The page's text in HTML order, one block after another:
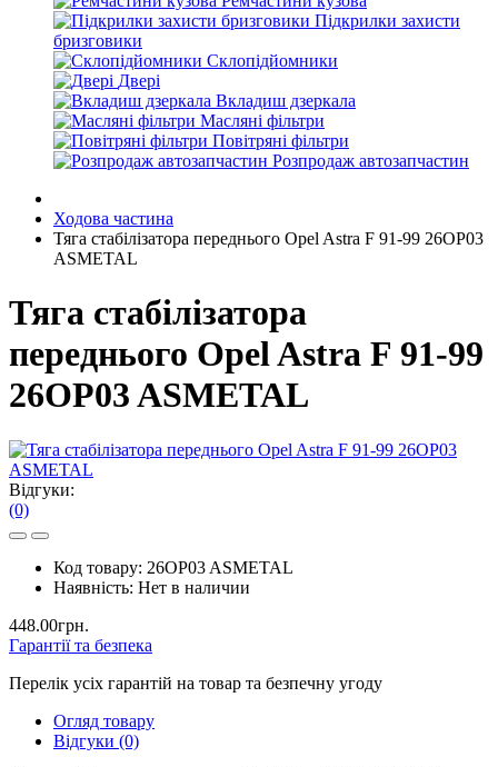
Підкрилки захисти
бризговики
Склопідйомники
Двері
Вкладиш дзеркала
Масляні фільтри
Повітряні фільтри
Розпродаж автозапчастин
Ходова частина
Тяга стабілізатора переднього Opel Astra F 91-99 26OP03
ASMETAL
Тяга стабілізатора
переднього Opel Astra F 91-99
26OP03 ASMETAL
Відгуки:
(0)
Код товару: 26OP03 ASMETAL
Наявність: Нет в наличии
448.00грн.
Гарантії та безпека
Перелік усіх гарантій на товар та безпечну угоду
Огляд товару
Відгуки (0)